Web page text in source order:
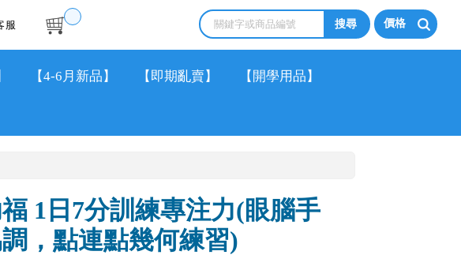
服 價格
【4-6月新品】 【即期亂賣】 【開學用品】
1日7分訓練專注力(眼腦手
，點連點幾何練習)